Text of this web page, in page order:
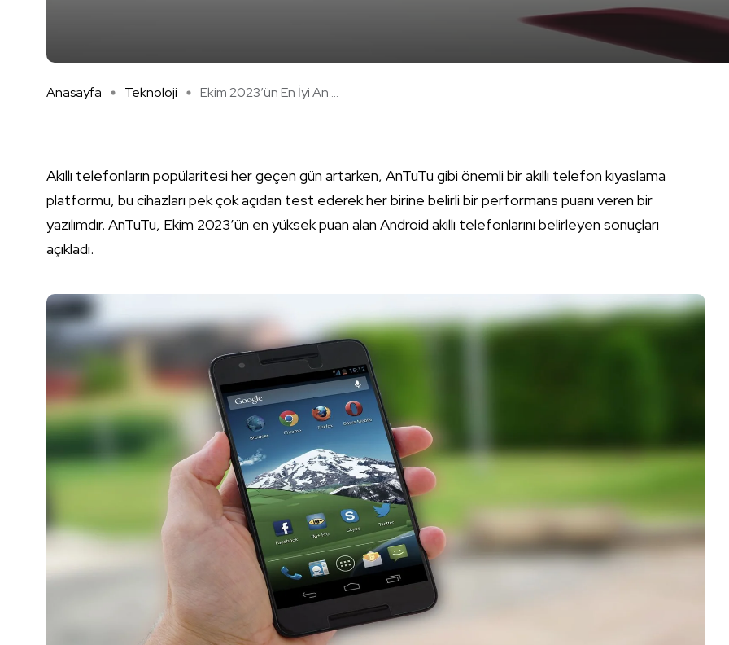
Anasayfa Teknoloji Ekim 2023’ün En İyi An ...
Akıllı telefonların popülaritesi her geçen gün artarken, AnTuTu gibi önemli bir akıllı telefon kıyaslama
platformu, bu cihazları pek çok açıdan test ederek her birine belirli bir performans puanı veren bir
yazılımdır. AnTuTu, Ekim 2023’ün en yüksek puan alan Android akıllı telefonlarını belirleyen sonuçları
açıkladı.